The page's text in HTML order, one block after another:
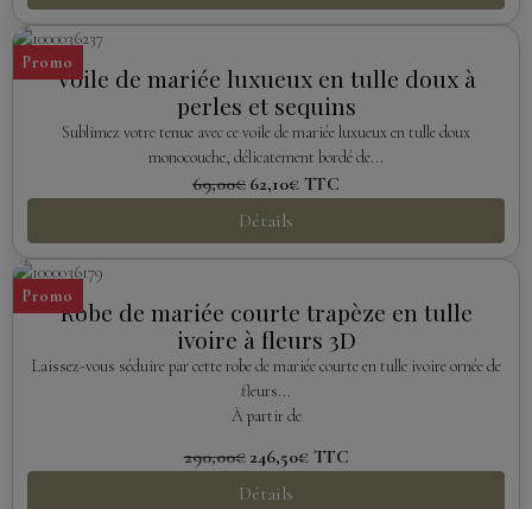
Promo
Voile de mariée luxueux en tulle doux à
perles et sequins
Sublimez votre tenue avec ce voile de mariée luxueux en tulle doux
monocouche, délicatement bordé de...
69,00€ 62,10€ TTC
Détails
Promo
Robe de mariée courte trapèze en tulle
ivoire à fleurs 3D
Laissez-vous séduire par cette robe de mariée courte en tulle ivoire ornée de
fleurs...
À partir de
290,00€ 246,50€ TTC
Détails